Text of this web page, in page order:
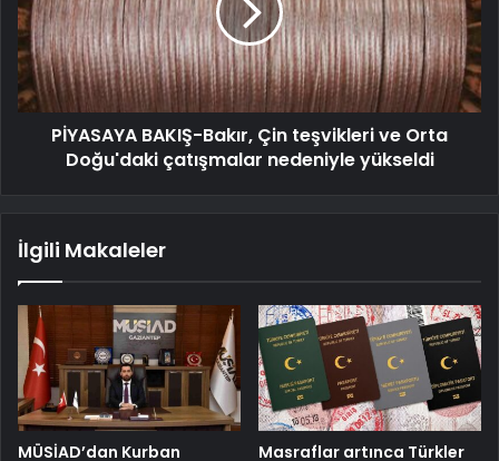
PİYASAYA BAKIŞ-Bakır, Çin teşvikleri ve Orta
Doğu'daki çatışmalar nedeniyle yükseldi
İlgili Makaleler
MÜSİAD’dan Kurban
Masraflar artınca Türkler